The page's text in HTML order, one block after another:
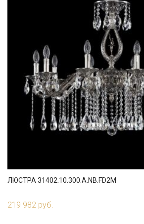
ЛЮСТРА 31402.10.300.A.NB.FD2M
219 982 руб.